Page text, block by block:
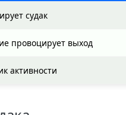
судак
провоцирует выход
активности